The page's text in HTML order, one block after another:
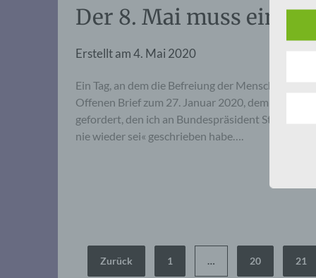
Der 8. Mai muss ein
Erstellt am4. Mai 2020
Ein Tag, an dem die Befreiung der Menschheit
Offenen Brief zum 27. Januar 2020, dem 75.
gefordert, den ich an Bundespräsident
nie wieder sei« geschrieben habe….
Seitennummerierung
Zurück 1 … 20 21